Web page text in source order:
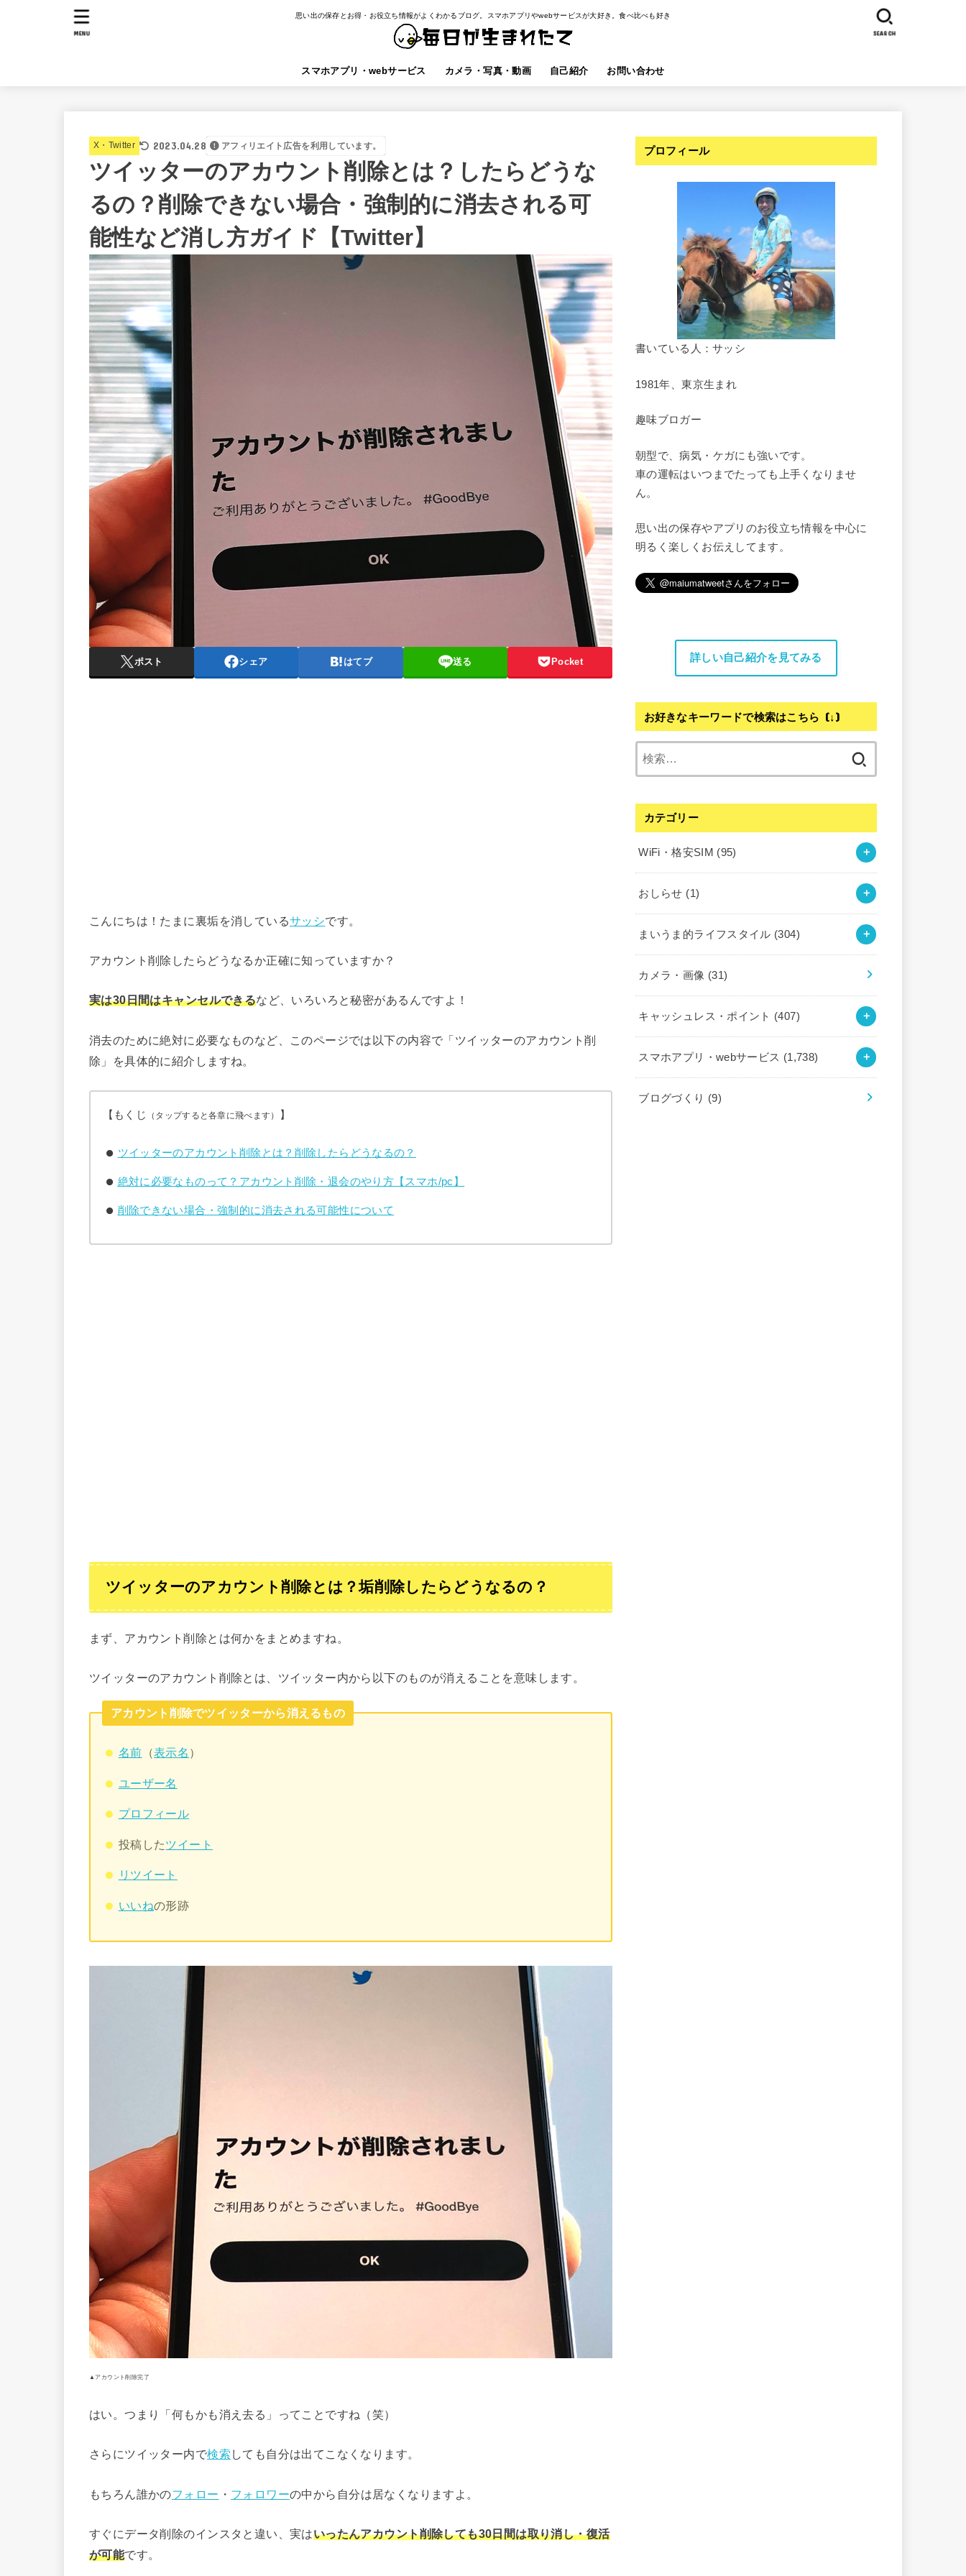
思い出の保存とお得・お役立ち情報がよくわかるブログ。スマホアプリやwebサービスが大好き。食べ比べも好き
スマホアプリ・webサービス カメラ・写真・動画 自己紹介 お問い合わせ
SEARCH
MENU
X・Twitter 2023.04.28 アフィリエイト広告を利用しています。
ツイッターのアカウント削除とは？したらどうな
るの？削除できない場合・強制的に消去される可
能性など消し方ガイド【Twitter】
ポスト シェア はてブ 送る Pocket
こんにちは！たまに裏垢を消しているサッシです。
アカウント削除したらどうなるか正確に知っていますか？
実は30日間はキャンセルできるなど、いろいろと秘密があるんですよ！
消去のために絶対に必要なものなど、このページでは以下の内容で「ツイッターのアカウント削
除」を具体的に紹介しますね。
【もくじ （タップすると各章に飛べます） 】
ツイッターのアカウント削除とは？削除したらどうなるの？
絶対に必要なものって？アカウント削除・退会のやり方【スマホ/pc】
削除できない場合・強制的に消去される可能性について
ツイッターのアカウント削除とは？垢削除したらどうなるの？
まず、アカウント削除とは何かをまとめますね。
ツイッターのアカウント削除とは、ツイッター内から以下のものが消えることを意味します。
アカウント削除でツイッターから消えるもの
名前 （表示名 ）
ユーザー名
プロフィール
投稿したツイート
リツイート
いいねの形跡
▲アカウント削除完了
はい。つまり「何もかも消え去る」ってことですね（笑）
さらにツイッター内で検索 しても自分は出てこなくなります。
もちろん誰かのフォロー ・ フォロワーの中から自分は居なくなりますよ。
すぐにデータ削除のインスタと違い、実はいったんアカウント削除しても30日間は取り消し・復活
が可能です。
プロフィール
書いている人：サッシ
1981年、東京生まれ
趣味ブロガー
朝型で、病気・ケガにも強いです。
車の運転はいつまでたっても上手くなりませ
ん。
思い出の保存やアプリのお役立ち情報を中心に
明るく楽しくお伝えしてます。
詳しい自己紹介を見てみる
お好きなキーワードで検索はこちら (↓)
カテゴリー
WiFi・格安SIM (95)
おしらせ (1)
まいうま的ライフスタイル (304)
カメラ・画像 (31)
キャッシュレス・ポイント (407)
スマホアプリ・webサービス (1,738)
ブログづくり (9)